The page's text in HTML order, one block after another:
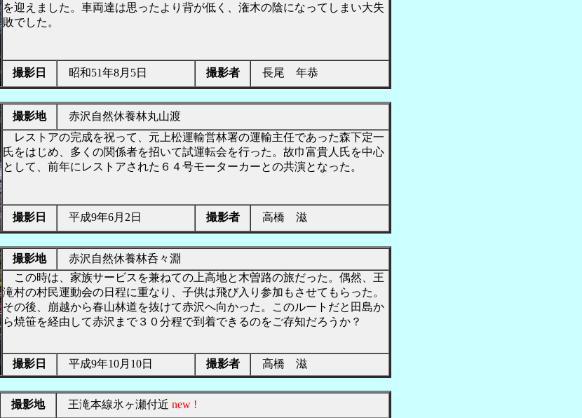
を迎えました。車両達は思ったより背が低く、潅木の陰になってしまい大失
敗でした。
撮影日 昭和51年8月5日 撮影者 長尾 年恭
撮影地
赤沢自然休養林丸山渡
レストアの完成を祝って、元上松運輸営林署の運輸主任であった森下定一
氏をはじめ、多くの関係者を招いて試運転会を行った。故巾富貴人氏を中心
として、前年にレストアされた６４号モーターカーとの共演となった。
撮影日 平成9年6月2日 撮影者 高橋 滋
撮影地
赤沢自然休養林呑々淵
この時は、家族サービスを兼ねての上高地と木曽路の旅だった。偶然、王
滝村の村民運動会の日程に重なり、子供は飛び入り参加もさせてもらった。
その後、崩越から春山林道を抜けて赤沢へ向かった。このルートだと田島か
ら焼笹を経由して赤沢まで３０分程で到着できるのをご存知だろうか？
撮影日 平成9年10月10日 撮影者 高橋 滋
撮影地 王滝本線氷ヶ瀬付近 new !